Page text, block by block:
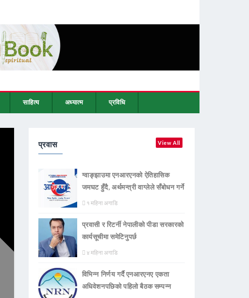
साहित्य अध्यात्म प्रविधि
प्रवास View All
ग्वाङ्झाउमा एनआरएनको ऐतिहासिक
जमघट हुँदै, अर्थमन्त्री वाग्लेले सँबोधन गर्ने
१ महिना अगाडि
प्रवासी र रिटर्नी नेपालीको पीडा सरकारको
कार्यसूचीमा समेटिनुपर्छ
४ महिना अगाडि
विभिन्न निर्णय गर्दै एनआरएनए एकता
अधिवेशनपछिको पहिलो बैठक सम्पन्न